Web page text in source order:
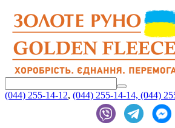
(044) 255-14-12, (044) 255-14-14, (044)